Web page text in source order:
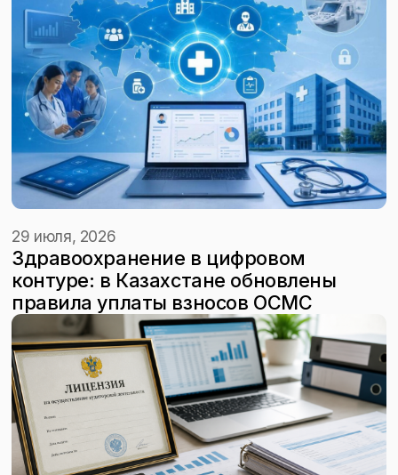
29 июля, 2026
Здравоохранение в цифровом
контуре: в Казахстане обновлены
правила уплаты взносов ОСМС